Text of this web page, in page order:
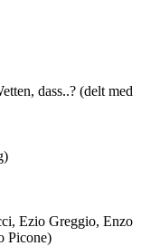
dass..? (delt med
Ezio Greggio, Enzo
Picone)